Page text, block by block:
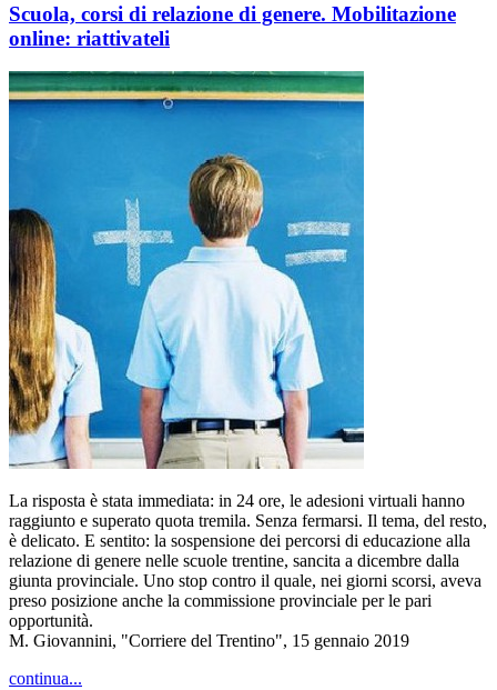
Scuola, corsi di relazione di genere. Mobilitazione
online: riattivateli
La risposta è stata immediata: in 24 ore, le adesioni virtuali hanno
raggiunto e superato quota tremila. Senza fermarsi. Il tema, del resto,
è delicato. E sentito: la sospensione dei percorsi di educazione alla
relazione di genere nelle scuole trentine, sancita a dicembre dalla
giunta provinciale. Uno stop contro il quale, nei giorni scorsi, aveva
preso posizione anche la commissione provinciale per le pari
opportunità.
M. Giovannini, "Corriere del Trentino", 15 gennaio 2019
continua...